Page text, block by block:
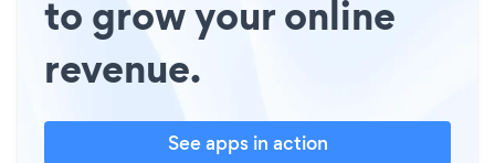
to grow your online
revenue.
See apps in action